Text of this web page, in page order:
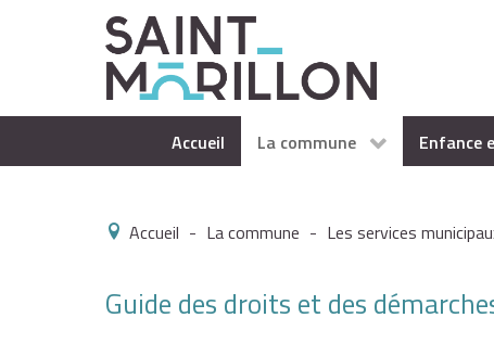
Accueil La commune Enfance
Accueil - La commune - Les services
Guide des droits et des